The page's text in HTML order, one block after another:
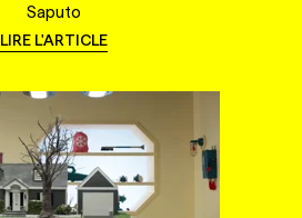
Saputo
LIRE L'ARTICLE